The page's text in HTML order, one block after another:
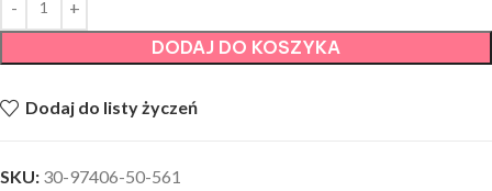
DODAJ DO KOSZYKA
Dodaj do listy życzeń
SKU: 30-97406-50-561